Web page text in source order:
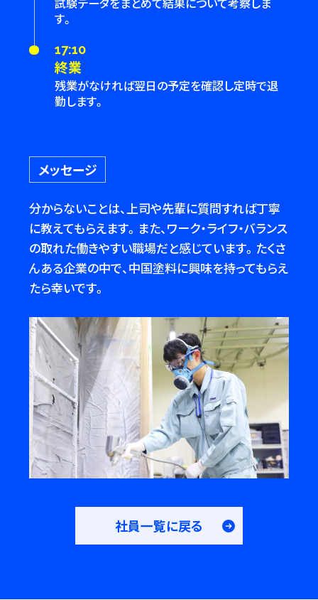
す。
17:10
終業
残業がなければ翌日の予定を確認し定時で退
勤します。
メッセージ
分からないことは、上司や先輩に質問すれば丁寧
に教えてもらえます。また、ワーク・ライフ・バランス
の取れた働きやすい職場だと感じています。たくさ
んある企業の中で、中国塗料に興味を持ってもらえ
たら幸いです。
社員一覧に戻る